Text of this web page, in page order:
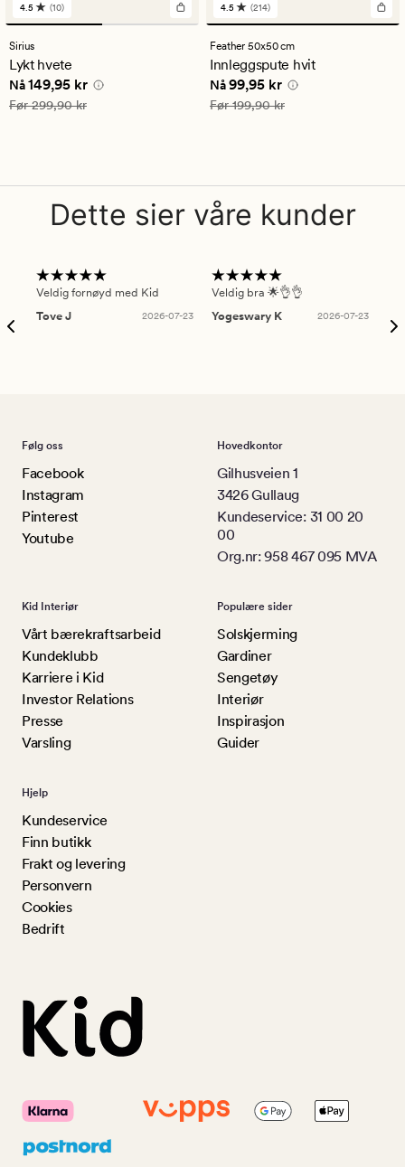
10
anmeldelser
med
en
gjennomsnittlig
vurdering
på
4.5
4.5 (10)
Sirius
Lykt hvete
Nåværende pris
Nå149,95 kr
Vanlig pris 299,90 kr
Før299,90 kr
214
anmeldelser
med
en
gjennomsnittlig
vurdering
på
4.5
4.5 (214)
Feather 50x50 cm
Innleggspute hvit
Nåværende pris
Nå99,95 kr
Vanlig pris 199,90 kr
Før199,90 kr
Dette sier våre kunder
Veldig fornøyd med Kid
Tove J
2026-07-23
Veldig bra 🌟👌👌
Yogeswary K
2026-07-23
Følg oss
Facebook
Instagram
Pinterest
Youtube
Hovedkontor
Gilhusveien 1
3426 Gullaug
Kundeservice: 31 00 20
00
Org.nr: 958 467 095 MVA
Kid Interiør
Vårt bærekraftsarbeid
Kundeklubb
Karriere i Kid
Investor Relations
Presse
Varsling
Populære sider
Solskjerming
Gardiner
Sengetøy
Interiør
Inspirasjon
Guider
Hjelp
Kundeservice
Finn butikk
Frakt og levering
Personvern
Cookies
Bedrift